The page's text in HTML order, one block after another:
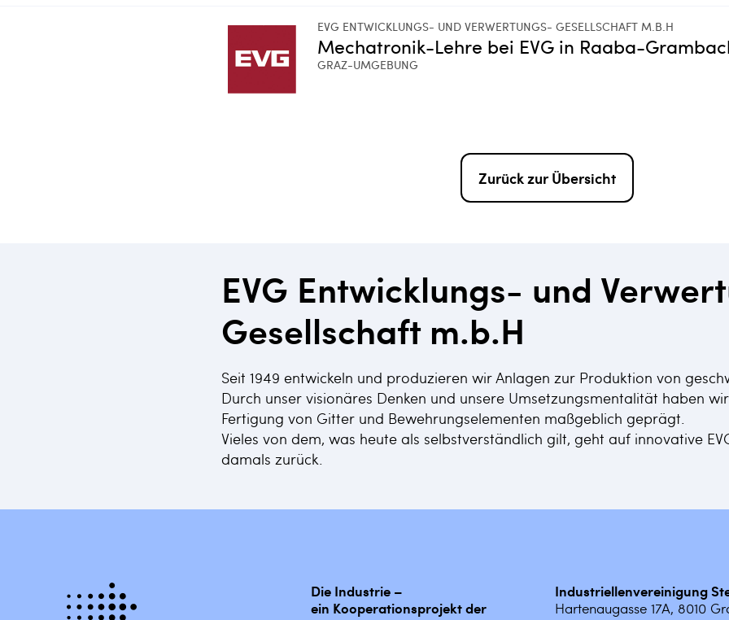
EVG ENTWICKLUNGS- UND VERWERTUNGS- GESELLSCHAFT M.B.H
Mechatronik-Lehre bei EVG in Raaba-
GRAZ-UMGEBUNG
Zurück zur Übersicht
EVG Entwicklungs- und
Gesellschaft m.b.H
Seit 1949 entwickeln und produzieren wir Anlagen zur Produktion von
Durch unser visionäres Denken und unsere Umsetzungsmentalität haben
Fertigung von Gitter und Bewehrungselementen maßgeblich geprägt.
Vieles von dem, was heute als selbstverständlich gilt, geht auf innovative
damals zurück.
Die Industrie –
ein Kooperationsprojekt der
Industriellenvereinigung
Hartenaugasse 17A, 8010